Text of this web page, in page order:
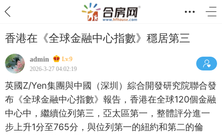
香港在《全球金融中心指數》穩居第三
admin
Lv.9
2026-3-27 04:02:19
英國Z/Yen集團與中國（深圳）綜合開發研究院聯合發
布《全球金融中心指數》報告，香港在全球120個金融
中心中，繼續位列第三，亞太區第一，整體評分進一
步上升1分至765分，與位列第一的紐約和第二的倫